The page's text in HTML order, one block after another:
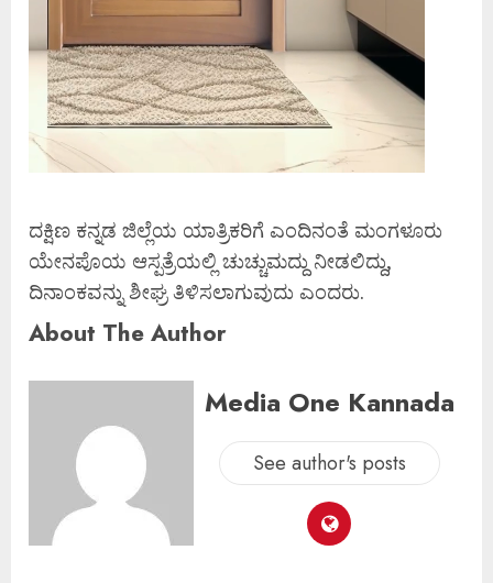
ದಕ್ಷಿಣ ಕನ್ನಡ ಜಿಲ್ಲೆಯ ಯಾತ್ರಿಕರಿಗೆ ಎಂದಿನಂತೆ ಮಂಗಳೂರು
ಯೇನಪೊಯ ಆಸ್ಪತ್ರೆಯಲ್ಲಿ ಚುಚ್ಚುಮದ್ದು ನೀಡಲಿದ್ದು,
ದಿನಾಂಕವನ್ನು ಶೀಘ್ರ ತಿಳಿಸಲಾಗುವುದು ಎಂದರು.
About The Author
Media One Kannada
See author's posts